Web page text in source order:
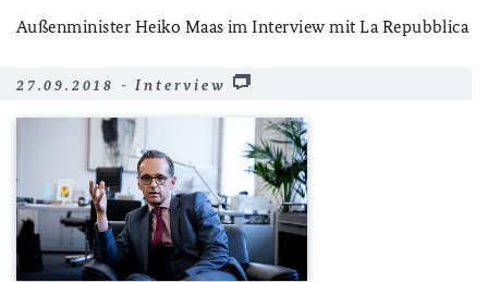
Außenminister Heiko Maas im Interview mit La Repubblica
27.09.2018 - Interview